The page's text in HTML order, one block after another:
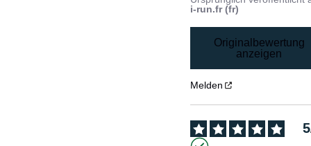
i-run.fr (fr)
Originalbewertung
anzeigen
Melden
5